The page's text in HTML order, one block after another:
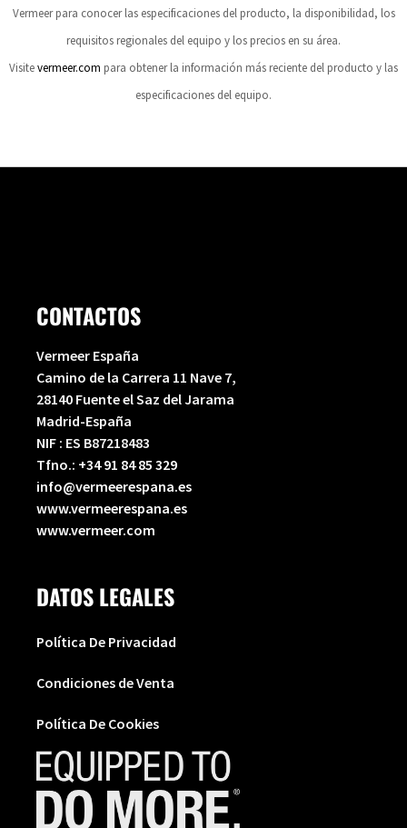
Vermeer para conocer las especificaciones del producto, la disponibilidad, los
requisitos regionales del equipo y los precios en su área.
Visitevermeer.com para obtener la información más reciente del producto y las
especificaciones del equipo.
CONTACTOS
Vermeer España
Camino de la Carrera 11 Nave 7,
28140 Fuente el Saz del Jarama
Madrid-España
NIF : ES B87218483
Tfno.: +34 91 84 85 329
info@vermeerespana.es
www.vermeerespana.es
www.vermeer.com
DATOS LEGALES
Política De Privacidad
Condiciones de Venta
Política De Cookies